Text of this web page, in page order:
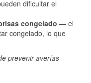
dificultar el
congelado — el
congelado, lo que
prevenir averías